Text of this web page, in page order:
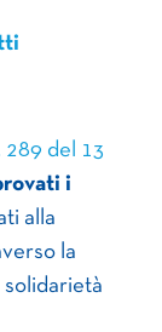
del 13
i
alla
la
solidarietà